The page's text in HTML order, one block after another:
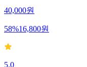
40,000원
58%16,800원